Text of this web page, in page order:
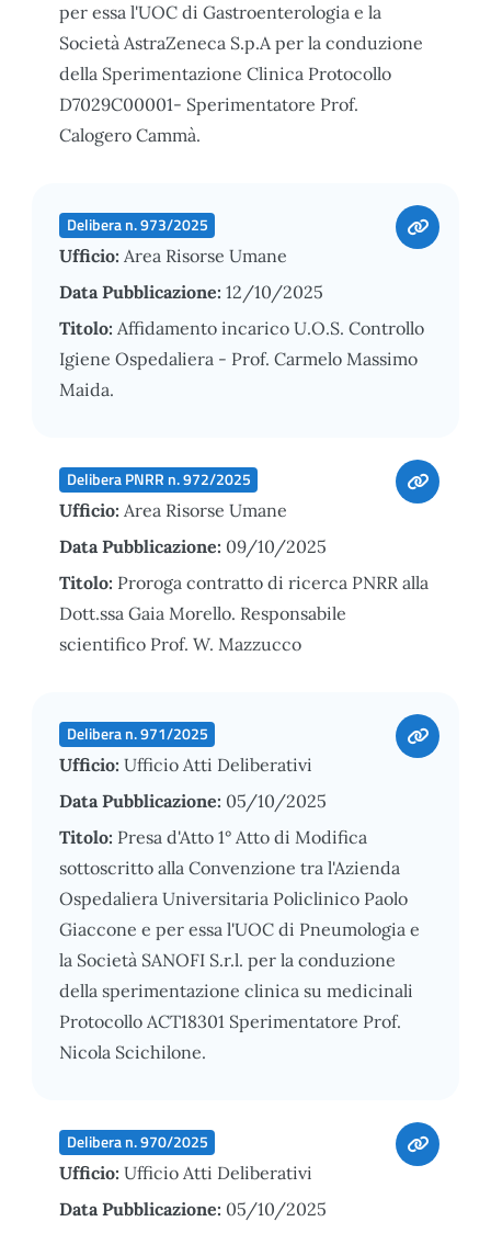
per essa l'UOC di Gastroenterologia e la
Società AstraZeneca S.p.A per la conduzione
della Sperimentazione Clinica Protocollo
D7029C00001- Sperimentatore Prof.
Calogero Cammà.
Delibera n. 973/2025
Ufficio: Area Risorse Umane
Data Pubblicazione: 12/10/2025
Titolo: Affidamento incarico U.O.S. Controllo
Igiene Ospedaliera - Prof. Carmelo Massimo
Maida.
Delibera PNRR n. 972/2025
Ufficio: Area Risorse Umane
Data Pubblicazione: 09/10/2025
Titolo: Proroga contratto di ricerca PNRR alla
Dott.ssa Gaia Morello. Responsabile
scientifico Prof. W. Mazzucco
Delibera n. 971/2025
Ufficio: Ufficio Atti Deliberativi
Data Pubblicazione: 05/10/2025
Titolo: Presa d'Atto 1° Atto di Modifica
sottoscritto alla Convenzione tra l'Azienda
Ospedaliera Universitaria Policlinico Paolo
Giaccone e per essa l'UOC di Pneumologia e
la Società SANOFI S.r.l. per la conduzione
della sperimentazione clinica su medicinali
Protocollo ACT18301 Sperimentatore Prof.
Nicola Scichilone.
Delibera n. 970/2025
Ufficio: Ufficio Atti Deliberativi
Data Pubblicazione: 05/10/2025